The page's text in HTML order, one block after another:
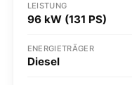
LEISTUNG
96 kW (131 PS)
ENERGIETRÄGER
Diesel